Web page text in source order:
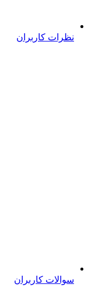
نظرات کاربران
سوالات کاربران